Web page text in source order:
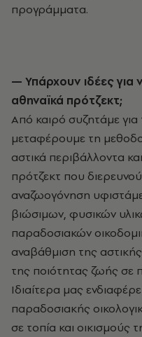
προγράμματα.
— Υπάρχουν ιδέες για να δραστηριοποιηθείτε σε
αθηναϊκά πρότζεκτ;
Από καιρό συζητάμε
μεταφέρουμε τη
αστικά περιβάλλοντα
πρότζεκτ που
αναζωογόνηση
βιώσιμων, φυσικών
παραδοσιακών
αναβάθμιση της
της ποιότητας ζωής σε
Ιδιαίτερα μας
παραδοσιακής
σε τοπία και οικισμούς